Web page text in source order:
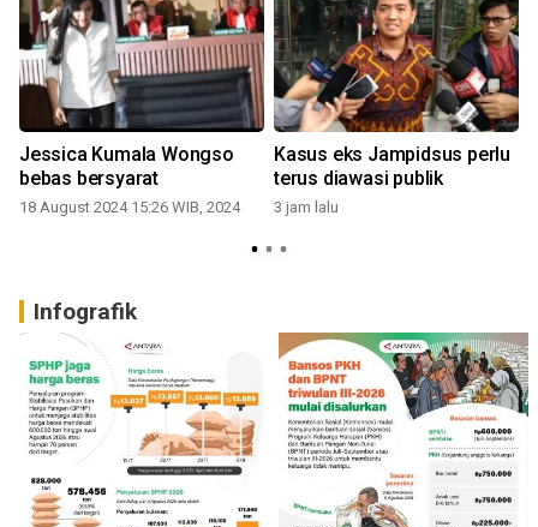
Jessica Kumala Wongso
bebas bersyarat
18 August 2024 15:26 WIB, 2024
Kasus eks Jampidsus perlu
terus diawasi publik
3 jam lalu
Infografik